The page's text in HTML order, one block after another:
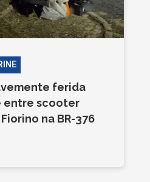
ferida
entre scooter
na BR-376